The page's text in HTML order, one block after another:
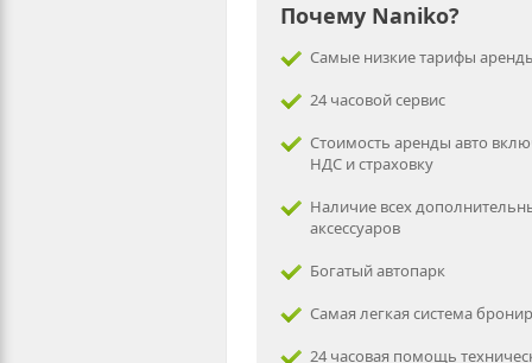
Почему Naniko?
Самые низкие тарифы
24 часовой сервис
Стоимость аренды авто
НДС и страховку
Наличие всех
аксессуаров
Богатый автопарк
Самая легкая система
24 часовая помощь